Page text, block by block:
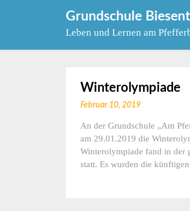
Grundschule
Leben und Lernen am
Winterolympiade
Februar 10, 2019
An der Grundschule „Am
am 29.01.2019 die
Winterolympiade fand in der
statt. Es wurden die